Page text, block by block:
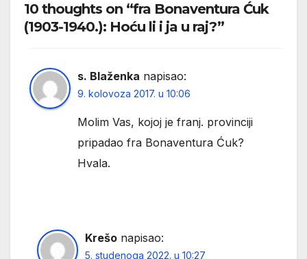
10 thoughts on “fra Bonaventura Ćuk
(1903-1940.): Hoću li i ja u raj?”
s. Blaženka napisao:
9. kolovoza 2017. u 10:06
Molim Vas, kojoj je franj. provinciji
pripadao fra Bonaventura Ćuk?
Hvala.
Krešo napisao:
5. studenoga 2022. u 10:27